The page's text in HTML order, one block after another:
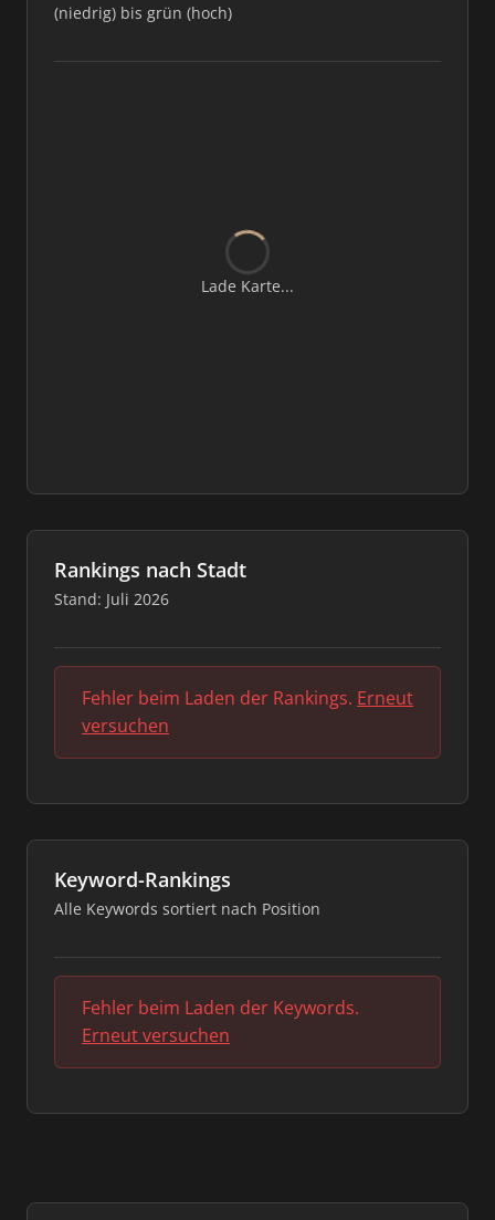
(niedrig) bis grün (hoch)
Lade Karte...
Rankings nach Stadt
Stand: Juli 2026
Fehler beim Laden der Rankings. Erneut
versuchen
Keyword-Rankings
Alle Keywords sortiert nach Position
Fehler beim Laden der Keywords.
Erneut versuchen